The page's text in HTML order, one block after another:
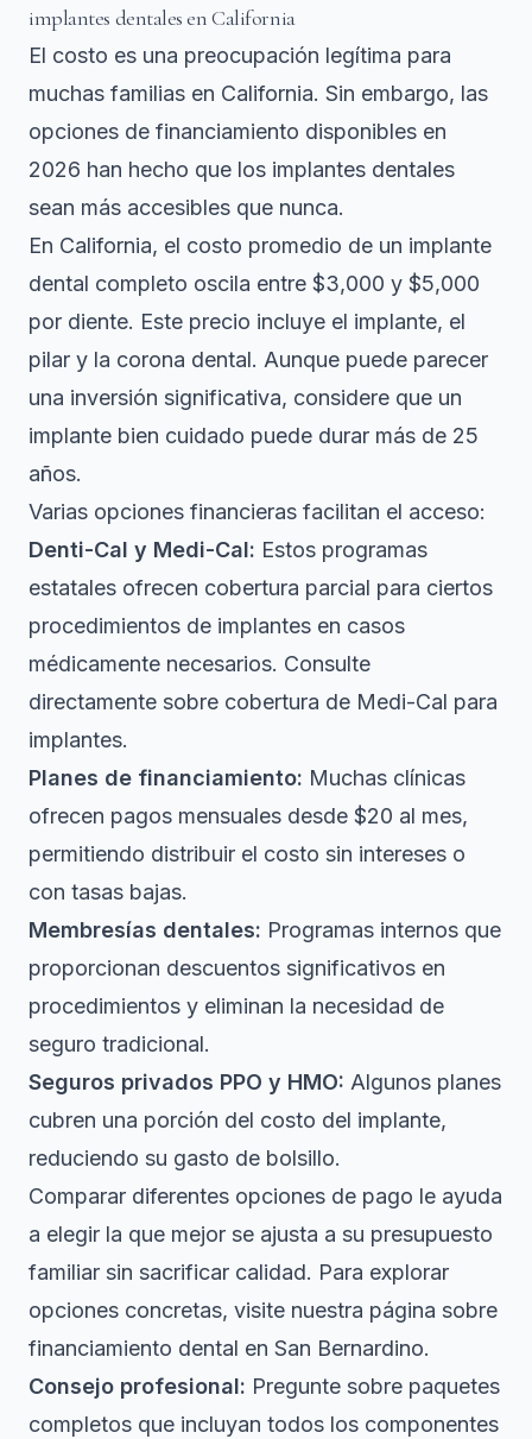
implantes dentales en California
El costo es una preocupación legítima para
muchas familias en California. Sin embargo, las
opciones de financiamiento disponibles en
2026 han hecho que los implantes dentales
sean más accesibles que nunca.
En California, el costo promedio de un implante
dental completo oscila entre $3,000 y $5,000
por diente. Este precio incluye el implante, el
pilar y la corona dental. Aunque puede parecer
una inversión significativa, considere que un
implante bien cuidado puede durar más de 25
años.
Varias opciones financieras facilitan el acceso:
Denti-Cal y Medi-Cal: Estos programas
estatales ofrecen cobertura parcial para ciertos
procedimientos de implantes en casos
médicamente necesarios. Consulte
directamente sobre cobertura de Medi-Cal para
implantes.
Planes de financiamiento: Muchas clínicas
ofrecen pagos mensuales desde $20 al mes,
permitiendo distribuir el costo sin intereses o
con tasas bajas.
Membresías dentales: Programas internos que
proporcionan descuentos significativos en
procedimientos y eliminan la necesidad de
seguro tradicional.
Seguros privados PPO y HMO: Algunos planes
cubren una porción del costo del implante,
reduciendo su gasto de bolsillo.
Comparar diferentes opciones de pago le ayuda
a elegir la que mejor se ajusta a su presupuesto
familiar sin sacrificar calidad. Para explorar
opciones concretas, visite nuestra página sobre
financiamiento dental en San Bernardino.
Consejo profesional: Pregunte sobre paquetes
completos que incluyan todos los componentes